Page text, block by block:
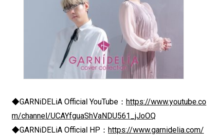
◆GARNiDELiA Official YouTube： https://www.youtube.co
m/channel/UCAYfguaShVaNDU561_jJoOQ
◆GARNiDELiA Official HP： https://www.garnidelia.com/